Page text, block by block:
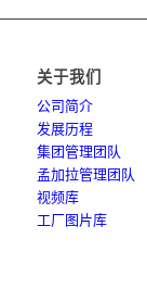
关于我们
公司简介
发展历程
集团管理团队
孟加拉管理团队
视频库
工厂图片库